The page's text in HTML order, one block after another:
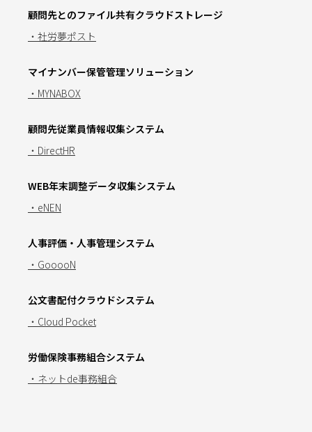
顧問先とのファイル共有クラウドストレージ
・社労夢ポスト
マイナンバー保管管理ソリューション
・MYNABOX
顧問先従業員情報収集システム
・DirectHR
WEB年末調整データ収集システム
・eNEN
人事評価・人事管理システム
・GooooN
公文書配付クラウドシステム
・Cloud Pocket
労働保険事務組合システム
・ネットde事務組合